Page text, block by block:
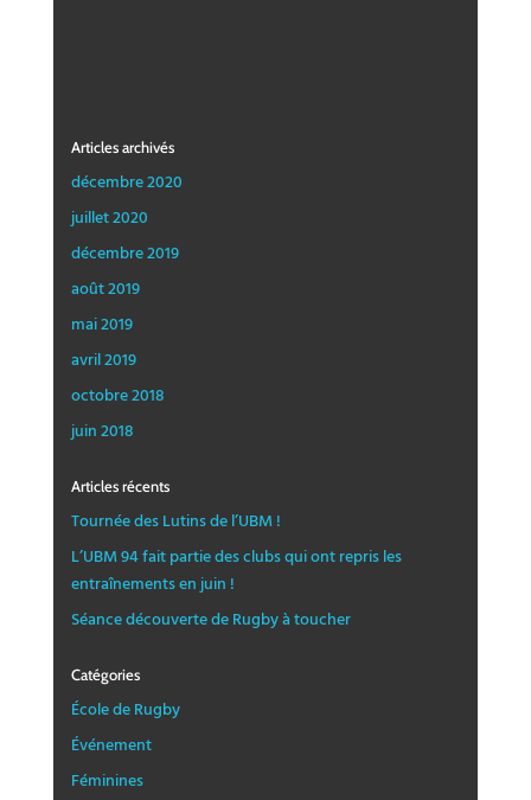
Articles archivés
décembre 2020
juillet 2020
décembre 2019
août 2019
mai 2019
avril 2019
octobre 2018
juin 2018
Articles récents
Tournée des Lutins de l’UBM !
L’UBM 94 fait partie des clubs qui ont repris les
entraînements en juin !
Séance découverte de Rugby à toucher
Catégories
École de Rugby
Événement
Féminines